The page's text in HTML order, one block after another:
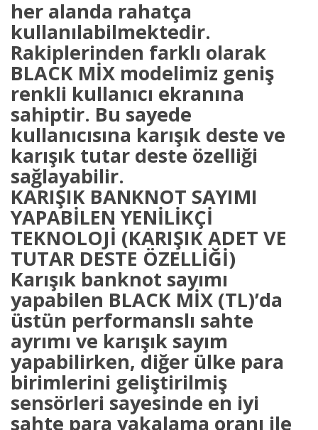
her alanda rahatça
kullanılabilmektedir.
Rakiplerinden farklı olarak
BLACK MİX modelimiz geniş
renkli kullanıcı ekranına
sahiptir. Bu sayede
kullanıcısına karışık deste ve
karışık tutar deste özelliği
sağlayabilir.
KARIŞIK BANKNOT SAYIMI
YAPABİLEN YENİLİKÇİ
TEKNOLOJİ (KARIŞIK ADET VE
TUTAR DESTE ÖZELLİĞİ)
Karışık banknot sayımı
yapabilen BLACK MİX (TL)’da
üstün performanslı sahte
ayrımı ve karışık sayım
yapabilirken, diğer ülke para
birimlerini geliştirilmiş
sensörleri sayesinde en iyi
sahte para yakalama oranı ile